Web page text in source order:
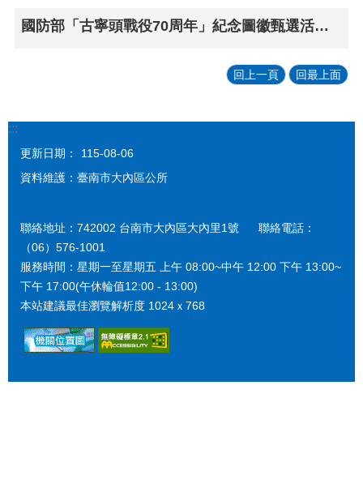
國防部「古寧頭戰役70周年」紀念圖徽甄選活動簡章
回上一頁 回最上面
:::
更新日期：
115-08-06
資料維護：臺南市大內區公所
聯絡地址：742002 台南市大內區大內里1號 聯絡電話：
（06）576-1001
服務時間：星期一至星期五 上午 08:00~中午 12:00 下午 13:00~
下午 17:00(午休輪值12:00 - 13:00)
本站建議最佳瀏覽解析度 1024ｘ768